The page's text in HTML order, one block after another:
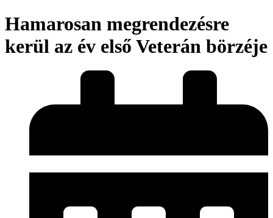
Hamarosan megrendezésre
kerül az év első Veterán börzéje